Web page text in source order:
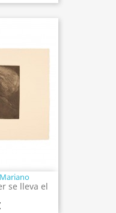
se lleva el